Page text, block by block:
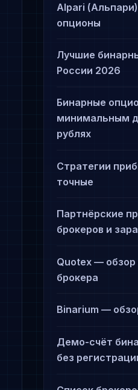
Alpari
опционы
Лучшие
России 2026
Бинарные
минимальным
рублях
Стратегии
точные
Партнёрские
брокеров и
Quotex —
брокера
Binarium —
Демо-счёт
без